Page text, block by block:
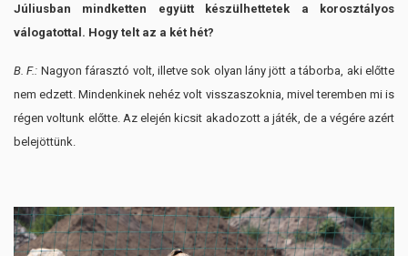
Júliusban mindketten együtt készülhettetek a korosztályos
válogatottal. Hogy telt az a két hét?
B. F.: Nagyon fárasztó volt, illetve sok olyan lány jött a táborba, aki előtte
nem edzett. Mindenkinek nehéz volt visszaszoknia, mivel teremben mi is
régen voltunk előtte. Az elején kicsit akadozott a játék, de a végére azért
belejöttünk.